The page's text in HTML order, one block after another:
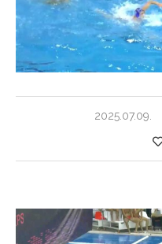
2025.07.09.